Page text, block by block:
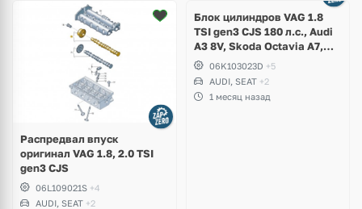
Распредвал впуск
оригинал VAG 1.8, 2.0 TSI
gen3 CJS
06L109021S +4
AUDI, SEAT +2
2 фото
Блок цилиндров VAG 1.8
TSI gen3 CJS 180 л.с., Audi
A3 8V, Skoda Octavia A7,
Superb, Volkswagen Passat
B8, Golf VII Alltrack, Seat
Leon
06K103023D +5
AUDI, SEAT +2
1 месяц назад